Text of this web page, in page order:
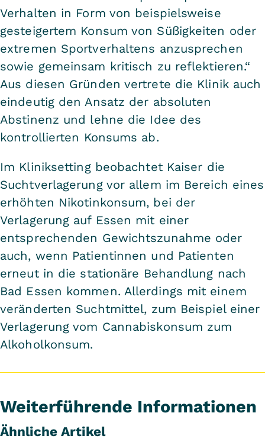
Verhalten in Form von beispielsweise
gesteigertem Konsum von Süßigkeiten oder
extremen Sportverhaltens anzusprechen
sowie gemeinsam kritisch zu reflektieren.“
Aus diesen Gründen vertrete die Klinik auch
eindeutig den Ansatz der absoluten
Abstinenz und lehne die Idee des
kontrollierten Konsums ab.
Im Kliniksetting beobachtet Kaiser die
Suchtverlagerung vor allem im Bereich eines
erhöhten Nikotinkonsum, bei der
Verlagerung auf Essen mit einer
entsprechenden Gewichtszunahme oder
auch, wenn Patientinnen und Patienten
erneut in die stationäre Behandlung nach
Bad Essen kommen. Allerdings mit einem
veränderten Suchtmittel, zum Beispiel einer
Verlagerung vom Cannabiskonsum zum
Alkoholkonsum.
Weiterführende Informationen
Ähnliche Artikel